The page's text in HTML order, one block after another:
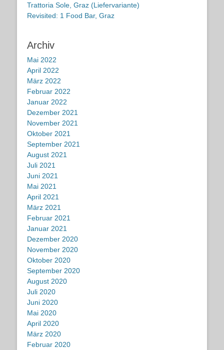
Trattoria Sole, Graz (Liefervariante)
Revisited: 1 Food Bar, Graz
Archiv
Mai 2022
April 2022
März 2022
Februar 2022
Januar 2022
Dezember 2021
November 2021
Oktober 2021
September 2021
August 2021
Juli 2021
Juni 2021
Mai 2021
April 2021
März 2021
Februar 2021
Januar 2021
Dezember 2020
November 2020
Oktober 2020
September 2020
August 2020
Juli 2020
Juni 2020
Mai 2020
April 2020
März 2020
Februar 2020